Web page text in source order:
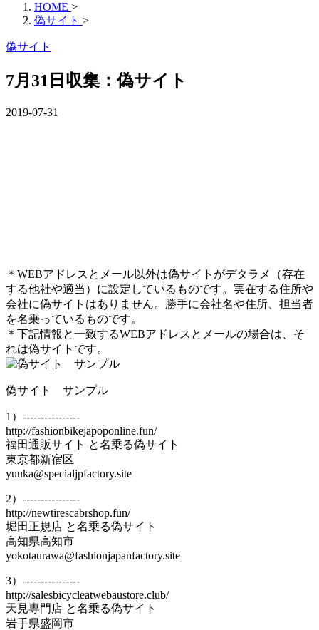
HOME >
偽サイト >
偽サイト
7月31日収集：偽サイト
2019-07-31
＊WEBアドレスとメール以外は偽サイトがデタラメ（存在
する他社や適当）に設定しているものです。実在する住所や
会社に偽サイトはありません。勝手に会社名や住所、担当者
を名乗っているものです。
＊下記情報と一致するWEBアドレスとメールの場合は、そ
れは偽サイトです。
偽サイト サンプル
1）----------------
http://fashionbikejapoponline.fun/
福田通販サイト と名乗る偽サイト
東京都新宿区
yuuka@specialjpfactory.site
2）----------------
http://newtirescabrshop.fun/
堀田正規店 と名乗る偽サイト
高知県高知市
yokotaurawa@fashionjapanfactory.site
3）----------------
http://salesbicycleatwebaustore.club/
天見専門店 と名乗る偽サイト
岩手県盛岡市